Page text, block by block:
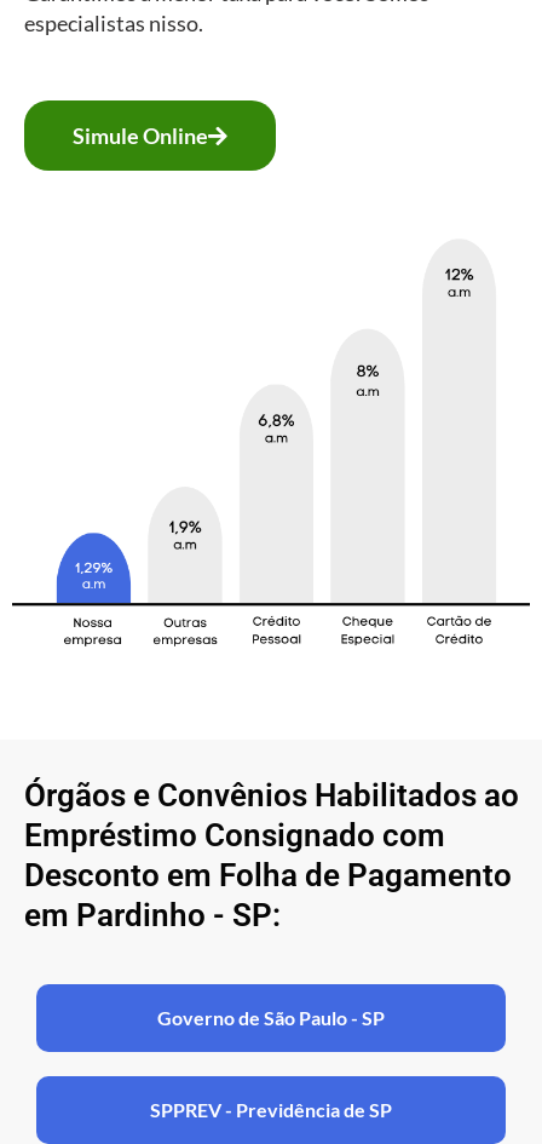
especialistas nisso.
Simule Online
Órgãos e Convênios Habilitados ao
Empréstimo Consignado com
Desconto em Folha de Pagamento
em Pardinho - SP:
Governo de São Paulo - SP
SPPREV - Previdência de SP